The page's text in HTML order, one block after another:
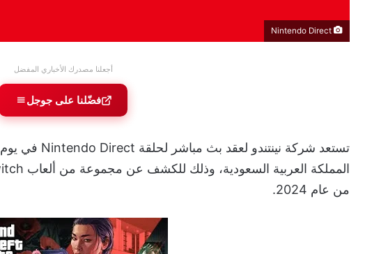
Nintendo Direct
أجعلنا مصدرك الأخباري المفضل
فضّلنا على جوجل
من عام 2024.